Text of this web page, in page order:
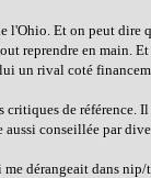
Et on peut dire
reprendre en main.
un rival coté
de
conseillée par
dérangeait dans